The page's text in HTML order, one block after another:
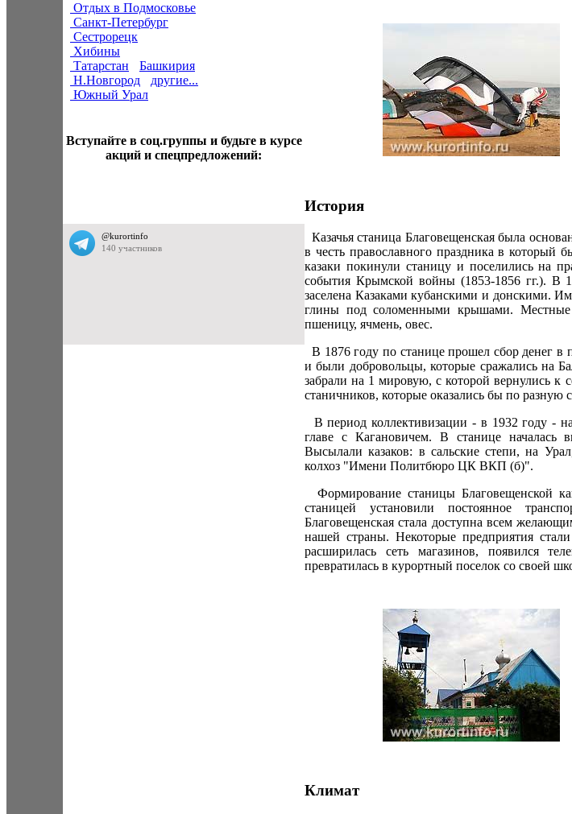
Отдых в Подмосковье
Санкт-Петербург
Сестрорецк
Хибины
Татарстан
Башкирия
Н.Новгород
другие...
Южный Урал
Вступайте в соц.группы и будьте в курсе
акций и спецпредложений:
История
Казачья станица Благовещенская была
в честь православного праздника в который
казаки покинули станицу и поселились на
события Крымской войны (1853-1856 гг.). В
заселена Казаками кубанскими и донскими.
глины под соломенными крышами. Местные
пшеницу, ячмень, овес.
В 1876 году по станице прошел сбор денег
и были добровольцы, которые сражались на
забрали на 1 мировую, с которой вернулись
станичников, которые оказались бы по разную
В период коллективизации - в 1932 году -
главе с Кагановичем. В станице
Высылали казаков: в сальские степи, на
колхоз "Имени Политбюро ЦК ВКП (б)".
Формирование станицы Благовещенской
станицей установили постоянное
Благовещенская стала доступна всем
нашей страны. Некоторые предприятия
расширилась сеть магазинов, появился
превратилась в курортный поселок со своей
Климат